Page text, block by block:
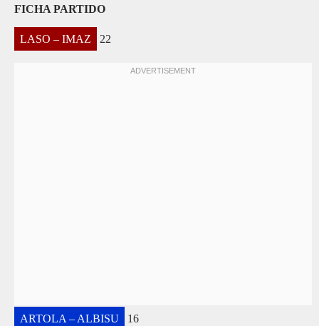
FICHA PARTIDO
LASO – IMAZ 22
ARTOLA – ALBISU 16